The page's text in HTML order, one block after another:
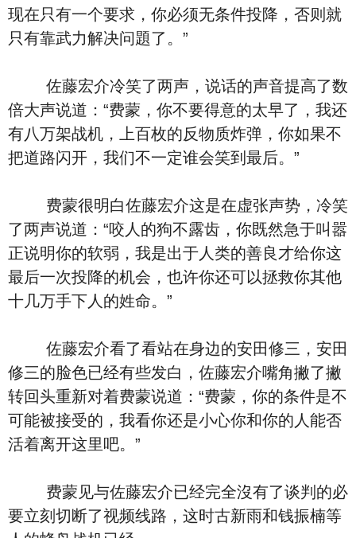
现在只有一个要求，你必须无条件投降，否则就
只有靠武力解决问題了。”
佐藤宏介冷笑了两声，说话的声音提高了数
倍大声说道：“费蒙，你不要得意的太早了，我还
有八万架战机，上百枚的反物质炸弹，你如果不
把道路闪开，我们不一定谁会笑到最后。”
费蒙很明白佐藤宏介这是在虚张声势，冷笑
了两声说道：“咬人的狗不露齿，你既然急于叫嚣
正说明你的软弱，我是出于人类的善良才给你这
最后一次投降的机会，也许你还可以拯救你其他
十几万手下人的姓命。”
佐藤宏介看了看站在身边的安田修三，安田
修三的脸色已经有些发白，佐藤宏介嘴角撇了撇
转回头重新对着费蒙说道：“费蒙，你的条件是不
可能被接受的，我看你还是小心你和你的人能否
活着离开这里吧。”
费蒙见与佐藤宏介已经完全沒有了谈判的必
要立刻切断了视频线路，这时古新雨和钱振楠等